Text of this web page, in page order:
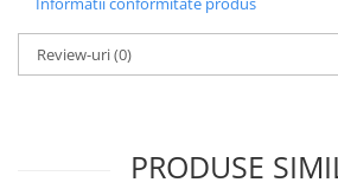
Review-uri(0)
PRODUSE